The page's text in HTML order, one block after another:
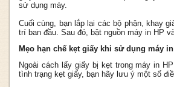
sử dụng máy.
Cuối cùng, bạn lắp lại các bộ phận, khay
trí ban đầu. Sau đó, bật nguồn máy in HP
Mẹo hạn chế kẹt giấy khi sử dụng máy
Ngoài cách lấy giấy bị kẹt trong máy in
tình trạng kẹt giấy, bạn hãy lưu ý một số